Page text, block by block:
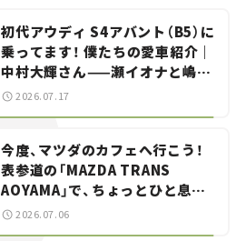
初代アウディ S4アバント（B5）に
乗ってます！ 僕たちの愛車紹介｜
中村大輝さん——瀬イオナと嶋田
智之の「クルマでざっくばらんば
2026.07.17
今度、マツダのカフェへ行こう！
表参道の「MAZDA TRANS
AOYAMA」で、ちょっとひと息。
——連載｜CCGとクルマでどうす
る？＜第13回＞
2026.07.06